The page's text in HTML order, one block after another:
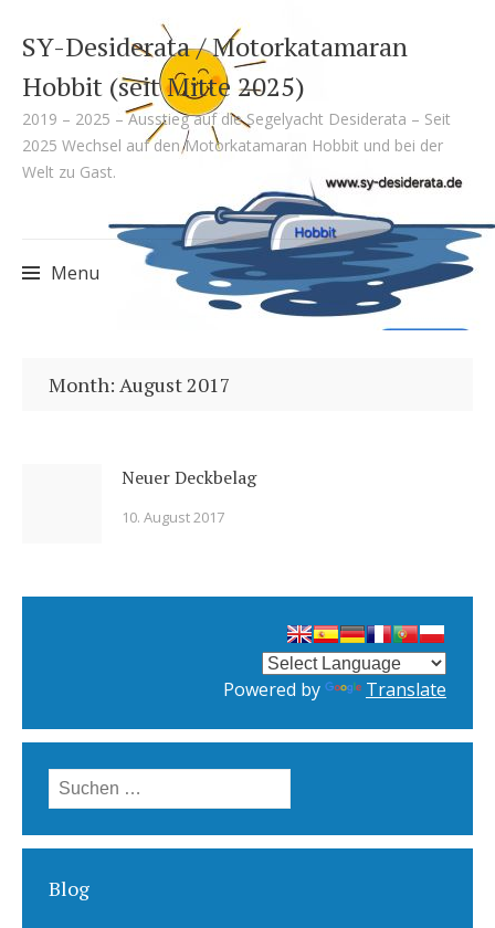
SY-Desiderata / Motorkatamaran
Hobbit (seit Mitte 2025)
2019 – 2025 – Ausstieg auf die Segelyacht Desiderata – Seit
2025 Wechsel auf den Motorkatamaran Hobbit und bei der
Welt zu Gast.
Menu
to
Month: August 2017
Neuer Deckbelag
10. August 2017
Powered by Translate
Suchen
nach:
Blog